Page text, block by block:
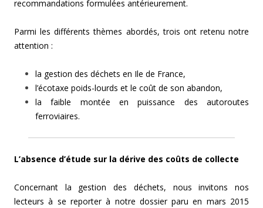
recommandations formulées antérieurement.
Parmi les différents thèmes abordés, trois ont retenu notre
attention :
la gestion des déchets en Ile de France,
l’écotaxe poids-lourds et le coût de son abandon,
la faible montée en puissance des autoroutes
ferroviaires.
L’absence d’étude sur la dérive des coûts de collecte
Concernant la gestion des déchets, nous invitons nos
lecteurs à se reporter à notre dossier paru en mars 2015